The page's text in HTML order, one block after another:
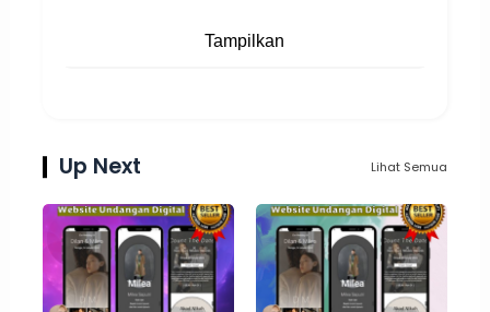
Tampilkan
Up Next Lihat Semua